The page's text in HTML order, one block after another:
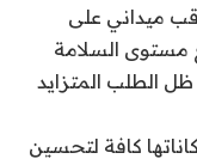
متواصلة تضم 300 مراقب ميداني على
مستوى السلامة
الطلب المتزايد
كافة لتحسين